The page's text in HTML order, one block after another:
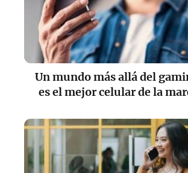
Un mundo más allá del
es el mejor celular de la